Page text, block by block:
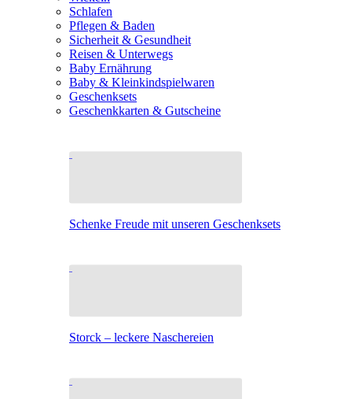
Schlafen
Pflegen & Baden
Sicherheit & Gesundheit
Reisen & Unterwegs
Baby Ernährung
Baby & Kleinkindspielwaren
Geschenksets
Geschenkkarten & Gutscheine
Schenke Freude mit unseren Geschenksets
Storck – leckere Naschereien